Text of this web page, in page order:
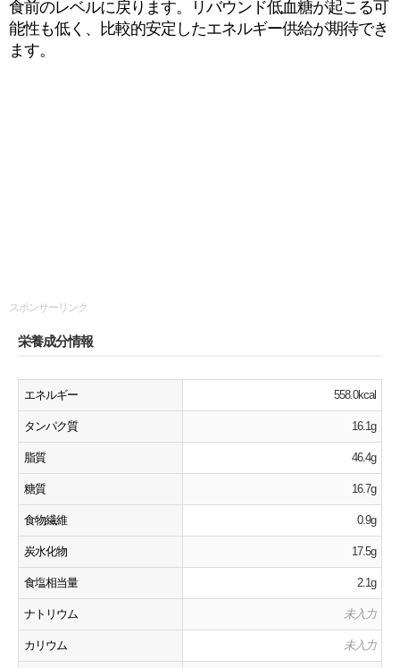
食前のレベルに戻ります。リバウンド低血糖が起こる可
能性も低く、比較的安定したエネルギー供給が期待でき
ます。
スポンサーリンク
栄養成分情報
エネルギー 558.0kcal
タンパク質 16.1g
脂質 46.4g
糖質 16.7g
食物繊維 0.9g
炭水化物 17.5g
食塩相当量 2.1g
ナトリウム 未入力
カリウム 未入力